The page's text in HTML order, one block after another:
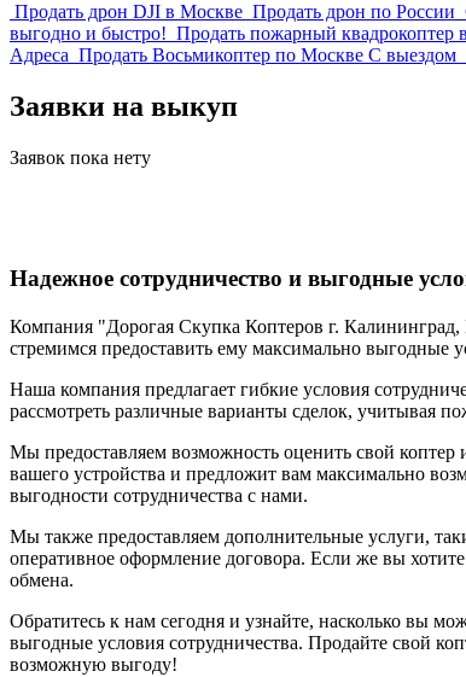
Продать дрон DJI в Москве Продать дрон по России
выгодно и быстро! Продать пожарный квадрокоптер
Адреса Продать Восьмикоптер по Москве С выездом
Заявки на выкуп
Заявок пока нету
Надежное сотрудничество и выгодные
Компания "Дорогая Скупка Коптеров г.
стремимся предоставить ему максимально выгодные
Наша компания предлагает гибкие условия
рассмотреть различные варианты сделок, учитывая
Мы предоставляем возможность оценить свой
вашего устройства и предложит вам максимально
выгодности сотрудничества с нами.
Мы также предоставляем дополнительные услуги,
оперативное оформление договора. Если же вы
обмена.
Обратитесь к нам сегодня и узнайте, насколько вы
выгодные условия сотрудничества. Продайте свой
возможную выгоду!